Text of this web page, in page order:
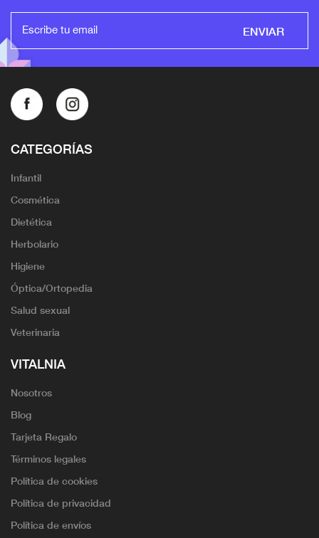
ENVIAR
CATEGORÍAS
Infantil
Cosmética
Dietética
Herbolario
Higiene
Óptica/Ortopedia
Salud sexual
Veterinaria
VITALNIA
Nosotros
Blog
Tarjeta Regalo
Términos legales
Política de cookies
Política de privacidad
Política de envíos